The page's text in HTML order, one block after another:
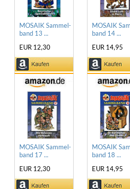
MOSAIK Sammel-
band 13 ...
EUR 12,30
MOSAIK
band 14 ...
EUR 14,95
MOSAIK Sammel-
band 17 ...
EUR 12,30
MOSAIK
band 18 ...
EUR 14,95